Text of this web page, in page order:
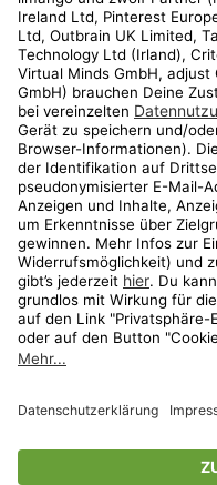
Kundenservice
Shop
Aktionen
Travel